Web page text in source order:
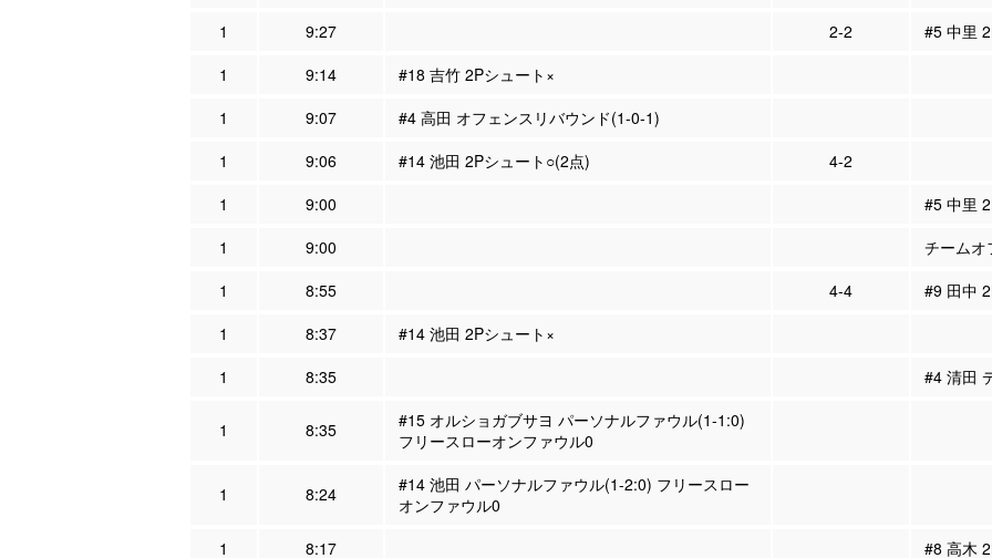
1
9:27 2-2
#5 中里
1
9:14
#18 吉竹 2Pシュート×
1
9:07
#4 高田 オフェンスリバウンド(1-0-1)
1
9:06 #14 池田 2Pシュート○(2点)
4-2
1
9:00
#5 中里
1
9:00
チームオ
1
8:55 4-4
#9 田中
1
8:37
#14 池田 2Pシュート×
1
8:35 #4 清田
1 8:35
#15 オルショガブサヨ パーソナルファウル(1-1:0)
フリースローオンファウル0
1 8:24
#14 池田 パーソナルファウル(1-2:0) フリースロー
オンファウル0
1
8:17
#8 高木